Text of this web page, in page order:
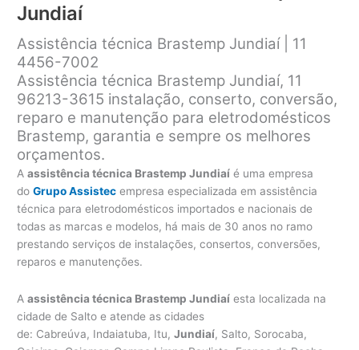
Jundiaí
Assistência técnica Brastemp Jundiaí | 11
4456-7002
Assistência técnica Brastemp Jundiaí, 11
96213-3615 instalação, conserto, conversão,
reparo e manutenção para eletrodomésticos
Brastemp, garantia e sempre os melhores
orçamentos.
Aassistência técnica Brastemp Jundiaí é uma empresa
doGrupo Assistec empresa especializada em assistência
técnica para eletrodomésticos importados e nacionais de
todas as marcas e modelos, há mais de 30 anos no ramo
prestando serviços de instalações, consertos, conversões,
reparos e manutenções.
Aassistência técnica Brastemp Jundiaí esta localizada na
cidade de Salto e atende as cidades
de: Cabreúva, Indaiatuba, Itu,Jundiaí, Salto, Sorocaba,